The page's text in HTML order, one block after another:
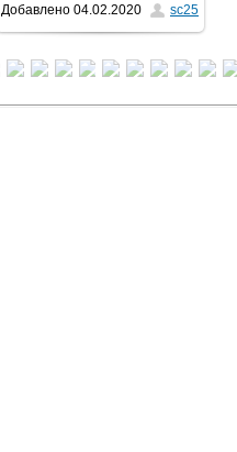
1024x681/ 118.5Kb
Добавлено 04.02.2020 sc25